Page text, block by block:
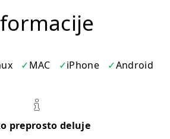
MAC iPhone Android
preprosto deluje